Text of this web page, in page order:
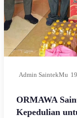
Admin SaintekMu
ORMAWA
Kepedulian